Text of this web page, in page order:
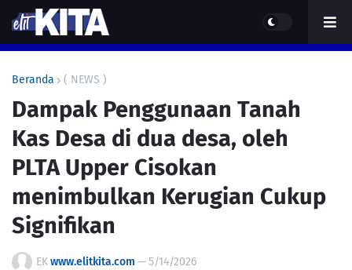
Beranda ( NEWS )
Dampak Penggunaan Tanah
Kas Desa di dua desa, oleh
PLTA Upper Cisokan
menimbulkan Kerugian Cukup
Signifikan
EKwww.elitkita.com —5/14/2026